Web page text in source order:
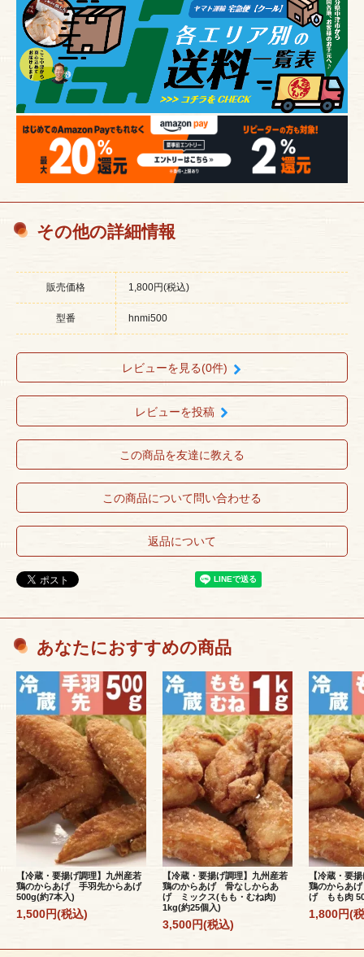
その他の詳細情報
販売価格 1,800円(税込)
型番 hnmi500
レビューを見る(0件)
レビューを投稿
この商品を友達に教える
この商品について問い合わせる
返品について
あなたにおすすめの商品
【冷蔵・要揚げ調理】九州産若
鶏のからあげ 手羽先からあげ
500g(約7本入)
1,500円(税込)
【冷蔵・要揚げ調理】九州産若
鶏のからあげ 骨なしからあ
げ ミックス(もも・むね肉)
1kg(約25個入)
3,500円(税込)
【冷蔵・要
鶏のからあ
げ もも肉
1,800円(